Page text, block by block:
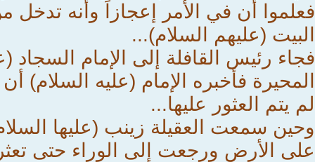
فعلموا أن في الأمر إعجازاً وأنه تدخل
البيت (عليهم السلام)...
فجاء رئيس القافلة إلى الإمام
المحيرة فأخبره الإمام (عليه
لم يتم العثور عليها...
وحين سمعت العقيلة زينب (عليها
على الأرض ورجعت إلى الوراء حتى